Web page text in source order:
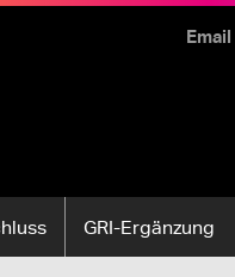
Email
GRI-Ergänzung